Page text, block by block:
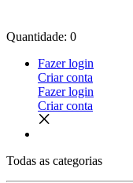
Quantidade: 0
Fazer login
Criar conta
Fazer login
Criar conta
Todas as categorias